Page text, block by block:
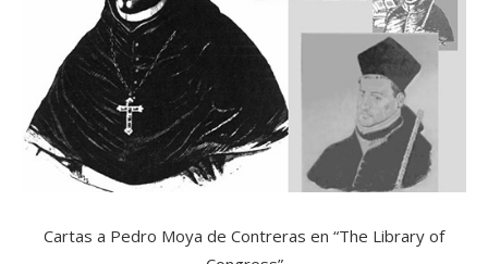
Cartas a Pedro Moya de Contreras en “The Library of